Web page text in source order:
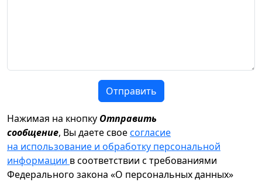
Отправить
Нажимая на кнопку Отправить
сообщение, Вы даете своесогласие
на использование и обработку персональной
информации в соответствии с требованиями
Федерального закона «О персональных данных»